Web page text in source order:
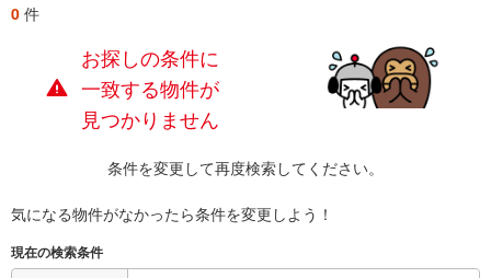
0 件
お探しの条件に
一致する物件が
見つかりません
条件を変更して再度検索してください。
気になる物件がなかったら条件を変更しよう！
現在の検索条件